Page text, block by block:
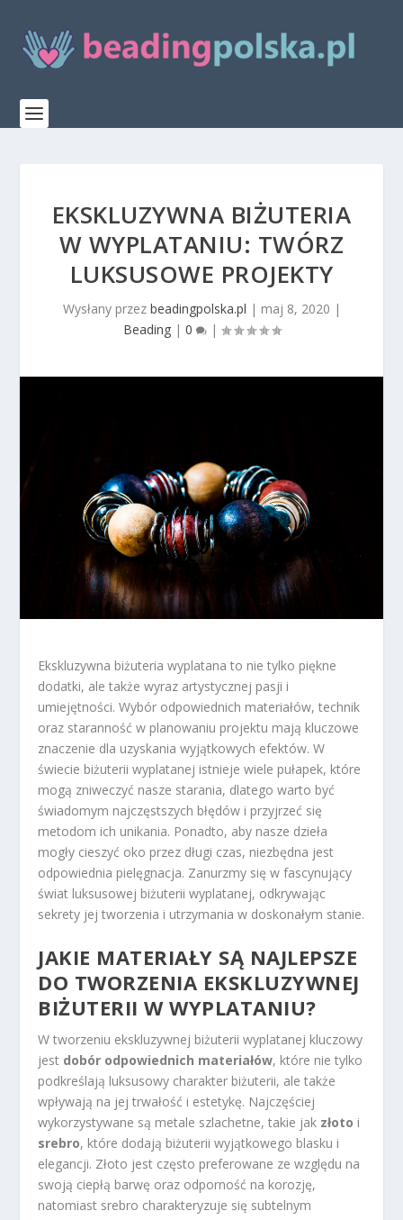
EKSKLUZYWNA BIŻUTERIA
W WYPLATANIU: TWÓRZ
LUKSUSOWE PROJEKTY
Wysłany przez beadingpolska.pl | maj 8, 2020 |
Beading| 0 |
Ekskluzywna biżuteria wyplatana to nie tylko piękne
dodatki, ale także wyraz artystycznej pasji i
umiejętności. Wybór odpowiednich materiałów, technik
oraz staranność w planowaniu projektu mają kluczowe
znaczenie dla uzyskania wyjątkowych efektów. W
świecie biżuterii wyplatanej istnieje wiele pułapek, które
mogą zniweczyć nasze starania, dlatego warto być
świadomym najczęstszych błędów i przyjrzeć się
metodom ich unikania. Ponadto, aby nasze dzieła
mogły cieszyć oko przez długi czas, niezbędna jest
odpowiednia pielęgnacja. Zanurzmy się w fascynujący
świat luksusowej biżuterii wyplatanej, odkrywając
sekrety jej tworzenia i utrzymania w doskonałym stanie.
JAKIE MATERIAŁY SĄ NAJLEPSZE
DO TWORZENIA EKSKLUZYWNEJ
BIŻUTERII W WYPLATANIU?
W tworzeniu ekskluzywnej biżuterii wyplatanej kluczowy
jest dobór odpowiednich materiałów, które nie tylko
podkreślają luksusowy charakter biżuterii, ale także
wpływają na jej trwałość i estetykę. Najczęściej
wykorzystywane są metale szlachetne, takie jak złoto i
srebro, które dodają biżuterii wyjątkowego blasku i
elegancji. Złoto jest często preferowane ze względu na
swoją ciepłą barwę oraz odporność na korozję,
natomiast srebro charakteryzuje się subtelnym